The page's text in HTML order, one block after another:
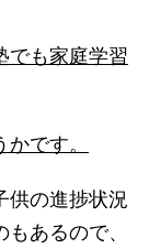
でも家庭学習
です。
供の進捗状況
あるので、